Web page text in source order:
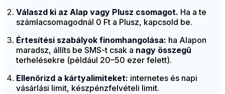
Válaszd ki az Alap vagy Plusz csomagot. Ha a te
számlacsomagodnál 0 Ft a Plusz, kapcsold be.
Értesítési szabályok finomhangolása: ha Alapon
maradsz, állíts be SMS-t csak a nagy összegű
terhelésekre (például 20–50 ezer felett).
Ellenőrizd a kártyalimiteket: internetes és napi
vásárlási limit, készpénzfelvételi limit.